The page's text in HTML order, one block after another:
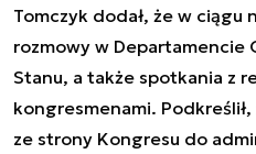
Tomczyk dodał, że w ciągu
rozmowy w Departamencie
Stanu, a także spotkania z
kongresmenami. Podkreślił,
ze strony Kongresu do